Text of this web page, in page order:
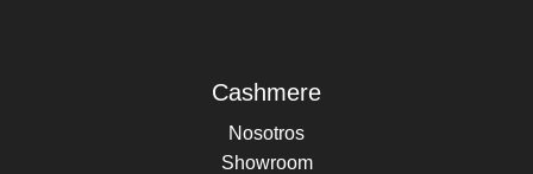
Cashmere
Nosotros
Showroom